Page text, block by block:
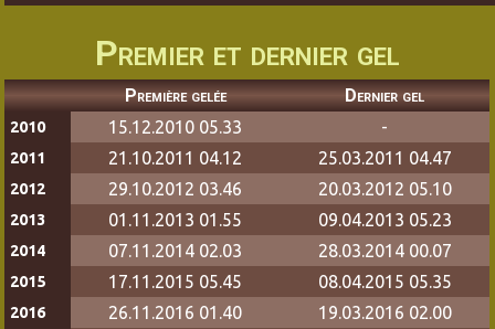
Premier et dernier gel
Première gelée Dernier gel
2010 15.12.2010 05.33 -
2011 21.10.2011 04.12 25.03.2011 04.47
2012 29.10.2012 03.46 20.03.2012 05.10
2013 01.11.2013 01.55 09.04.2013 05.23
2014 07.11.2014 02.03 28.03.2014 00.07
2015 17.11.2015 05.45 08.04.2015 05.35
2016 26.11.2016 01.40 19.03.2016 02.00